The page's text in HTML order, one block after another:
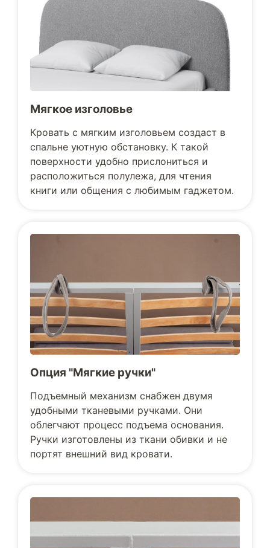
Мягкое изголовье
Кровать с мягким изголовьем создаст в
спальне уютную обстановку. К такой
поверхности удобно прислониться и
расположиться полулежа, для чтения
книги или общения с любимым гаджетом.
Опция "Мягкие ручки"
Подъемный механизм снабжен двумя
удобными тканевыми ручками. Они
облегчают процесс подъема основания.
Ручки изготовлены из ткани обивки и не
портят внешний вид кровати.